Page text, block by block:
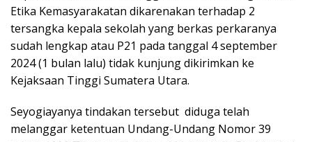
Etika Kemasyarakatan dikarenakan terhadap 2
tersangka kepala sekolah yang berkas perkaranya
sudah lengkap atau P21 pada tanggal 4 september
2024 (1 bulan lalu) tidak kunjung dikirimkan ke
Kejaksaan Tinggi Sumatera Utara.
Seyogiayanya tindakan tersebut diduga telah
melanggar ketentuan Undang-Undang Nomor 39